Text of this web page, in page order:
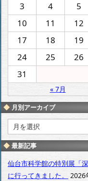
3
4 5
10
11 12
17
18 19
24
25 26
31
« 7月
月別アーカイブ
別
ア
ー
カ
イ
最新記事
仙台市科学館の特別展「
に行ってきました。
2026